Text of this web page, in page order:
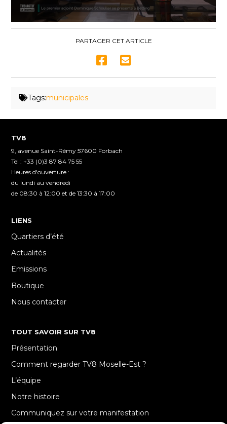
PARTAGER CET ARTICLE
Tags:municipales
TV8
9, avenue Saint-Rémy 57600 Forbach
Tel : +33 (0)3 87 84 75 55
Heures d'ouverture :
du lundi au vendredi
de 08:30 à 12:00 et de 13:30 à 17:00
LIENS
Quartiers d’été
Actualités
Emissions
Boutique
Nous contacter
TOUT SAVOIR SUR TV8
Présentation
Comment regarder TV8 Moselle-Est ?
L’équipe
Notre histoire
Communiquez sur votre manifestation